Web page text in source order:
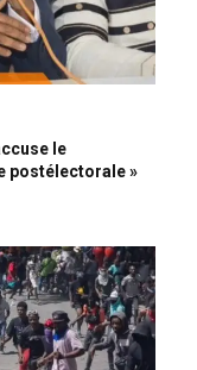
le
postélectorale »